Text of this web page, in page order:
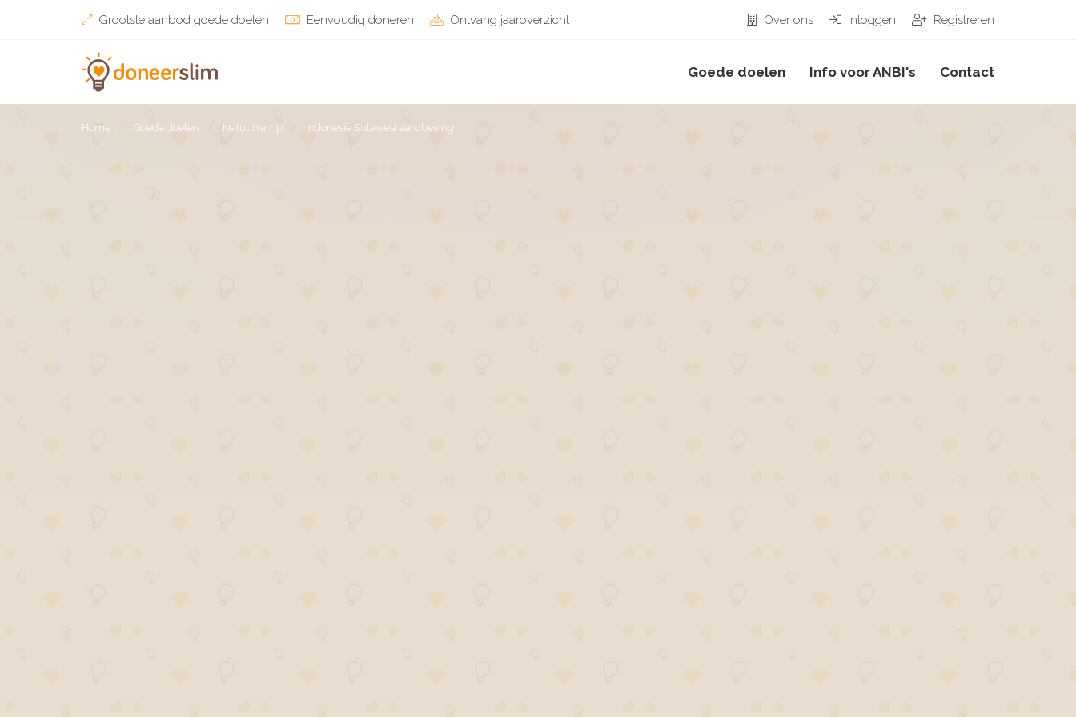
Grootste aanbod goede doelen Eenvoudig doneren Ontvang jaaroverzicht Over ons Inloggen Registreren
Goede doelen Info voor ANBI's Contact
Home Goede doelen Natuurramp Indonesië Sulawesi aardbeving